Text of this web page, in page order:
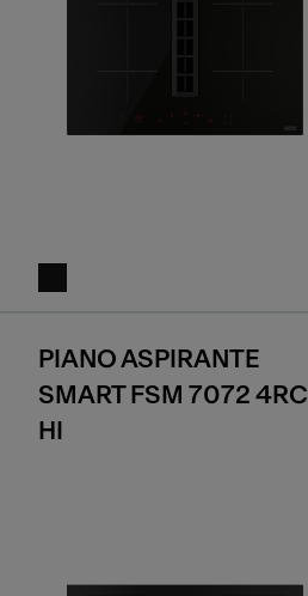
PIANO ASPIRANTE
SMART FSM 7072 4RC
HI